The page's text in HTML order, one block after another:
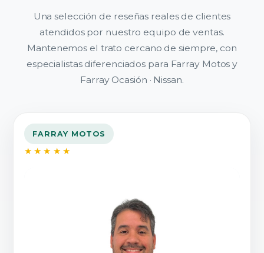
Una selección de reseñas reales de clientes
atendidos por nuestro equipo de ventas.
Mantenemos el trato cercano de siempre, con
especialistas diferenciados para Farray Motos y
Farray Ocasión · Nissan.
FARRAY MOTOS
★★★★★